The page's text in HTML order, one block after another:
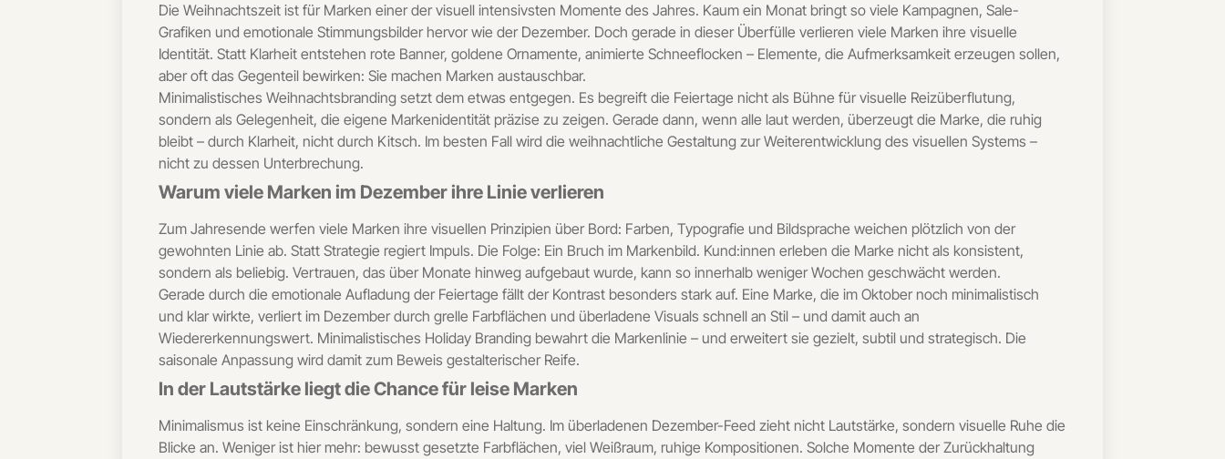
Die Weihnachtszeit ist für Marken einer der visuell intensivsten Momente des Jahres. Kaum ein Monat bringt so viele Kampagnen, Sale-
Grafiken und emotionale Stimmungsbilder hervor wie der Dezember. Doch gerade in dieser Überfülle verlieren viele Marken ihre visuelle
Identität. Statt Klarheit entstehen rote Banner, goldene Ornamente, animierte Schneeflocken – Elemente, die Aufmerksamkeit erzeugen sollen,
aber oft das Gegenteil bewirken: Sie machen Marken austauschbar.
Minimalistisches Weihnachtsbranding setzt dem etwas entgegen. Es begreift die Feiertage nicht als Bühne für visuelle Reizüberflutung,
sondern als Gelegenheit, die eigene Markenidentität präzise zu zeigen. Gerade dann, wenn alle laut werden, überzeugt die Marke, die ruhig
bleibt – durch Klarheit, nicht durch Kitsch. Im besten Fall wird die weihnachtliche Gestaltung zur Weiterentwicklung des visuellen Systems –
nicht zu dessen Unterbrechung.
Warum viele Marken im Dezember ihre Linie verlieren
Zum Jahresende werfen viele Marken ihre visuellen Prinzipien über Bord: Farben, Typografie und Bildsprache weichen plötzlich von der
gewohnten Linie ab. Statt Strategie regiert Impuls. Die Folge: Ein Bruch im Markenbild. Kund:innen erleben die Marke nicht als konsistent,
sondern als beliebig. Vertrauen, das über Monate hinweg aufgebaut wurde, kann so innerhalb weniger Wochen geschwächt werden.
Gerade durch die emotionale Aufladung der Feiertage fällt der Kontrast besonders stark auf. Eine Marke, die im Oktober noch minimalistisch
und klar wirkte, verliert im Dezember durch grelle Farbflächen und überladene Visuals schnell an Stil – und damit auch an
Wiedererkennungswert. Minimalistisches Holiday Branding bewahrt die Markenlinie – und erweitert sie gezielt, subtil und strategisch. Die
saisonale Anpassung wird damit zum Beweis gestalterischer Reife.
In der Lautstärke liegt die Chance für leise Marken
Minimalismus ist keine Einschränkung, sondern eine Haltung. Im überladenen Dezember-Feed zieht nicht Lautstärke, sondern visuelle Ruhe die
Blicke an. Weniger ist hier mehr: bewusst gesetzte Farbflächen, viel Weißraum, ruhige Kompositionen. Solche Momente der Zurückhaltung